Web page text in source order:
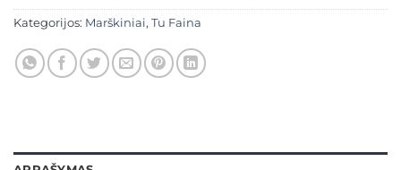
Kategorijos: Marškiniai, Tu Faina